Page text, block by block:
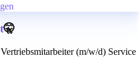
🤫
(m/w/d) Service